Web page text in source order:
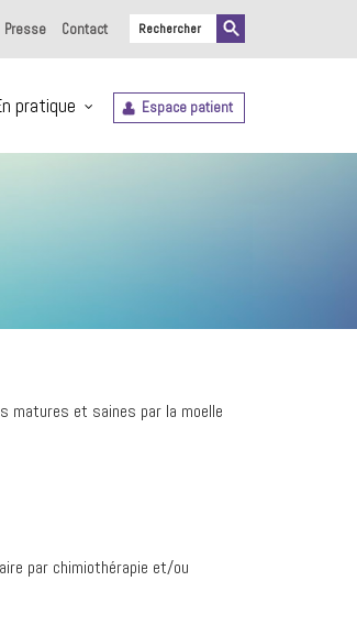
Presse Contact
pratique Espace patient
matures et saines par la moelle
par chimiothérapie et/ou